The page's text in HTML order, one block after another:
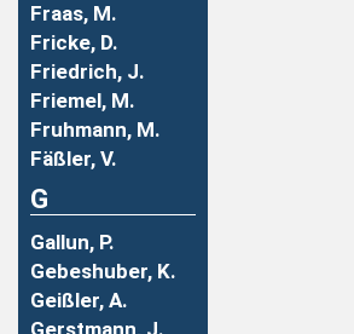
Fraas, M.
Fricke, D.
Friedrich, J.
Friemel, M.
Fruhmann, M.
Fäßler, V.
G
Gallun, P.
Gebeshuber, K.
Geißler, A.
Gerstmann, J.